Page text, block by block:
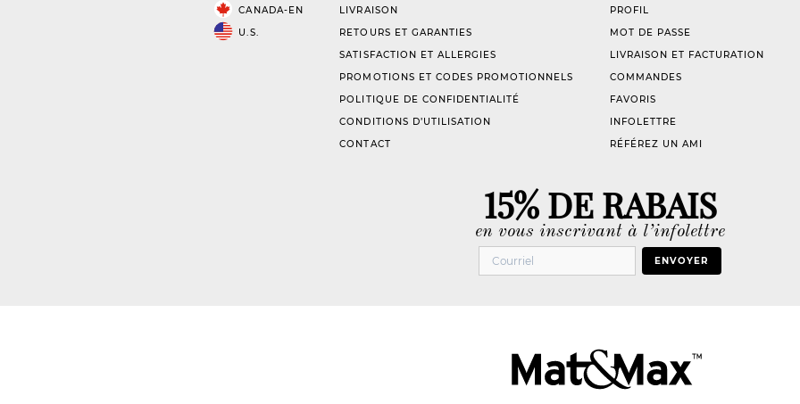
CANADA-EN
U.S.
LIVRAISON
RETOURS ET GARANTIES
SATISFACTION ET ALLERGIES
PROMOTIONS ET CODES PROMOTIONNELS
POLITIQUE DE CONFIDENTIALITÉ
CONDITIONS D’UTILISATION
CONTACT
PROFIL
MOT DE PASSE
LIVRAISON ET FACTURATION
COMMANDES
FAVORIS
INFOLETTRE
RÉFÉREZ UN AMI
15% DE RABAIS
en vous inscrivant à l’infolettre
ENVOYER